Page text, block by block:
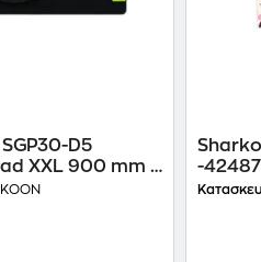
D5
XXL 900 mm -
-
1000